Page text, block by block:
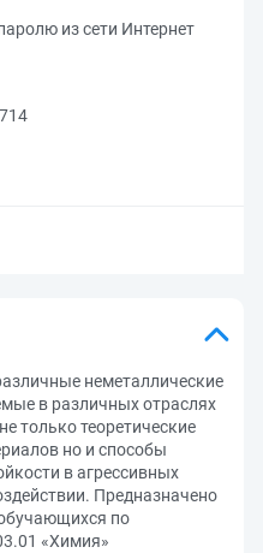
из сети Интернет
неметаллические
в различных отраслях
только теоретические
но и способы
в агрессивных
Предназначено
по
«Химия»